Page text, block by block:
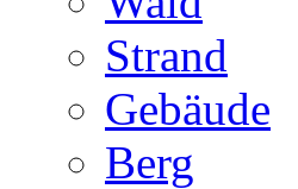
Strand
Gebäude
Berg